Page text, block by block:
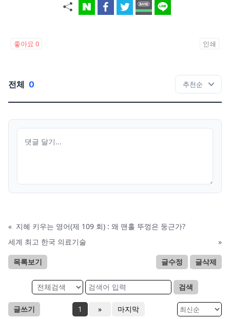
좋아요 0 인쇄
전체 0
« 지혜 키우는 영어(제 109 회) : 왜 맨홀 뚜껑은 둥근가?
세계 최고 한국 의료기술
»
목록보기 글수정 글삭제
검색
글쓰기 1 » 마지막